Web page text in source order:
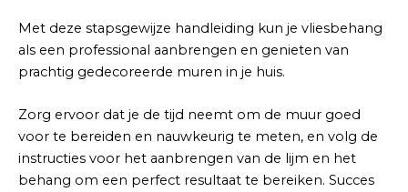
Met deze stapsgewijze handleiding kun je vliesbehang
als een professional aanbrengen en genieten van
prachtig gedecoreerde muren in je huis.
Zorg ervoor dat je de tijd neemt om de muur goed
voor te bereiden en nauwkeurig te meten, en volg de
instructies voor het aanbrengen van de lijm en het
behang om een perfect resultaat te bereiken. Succes